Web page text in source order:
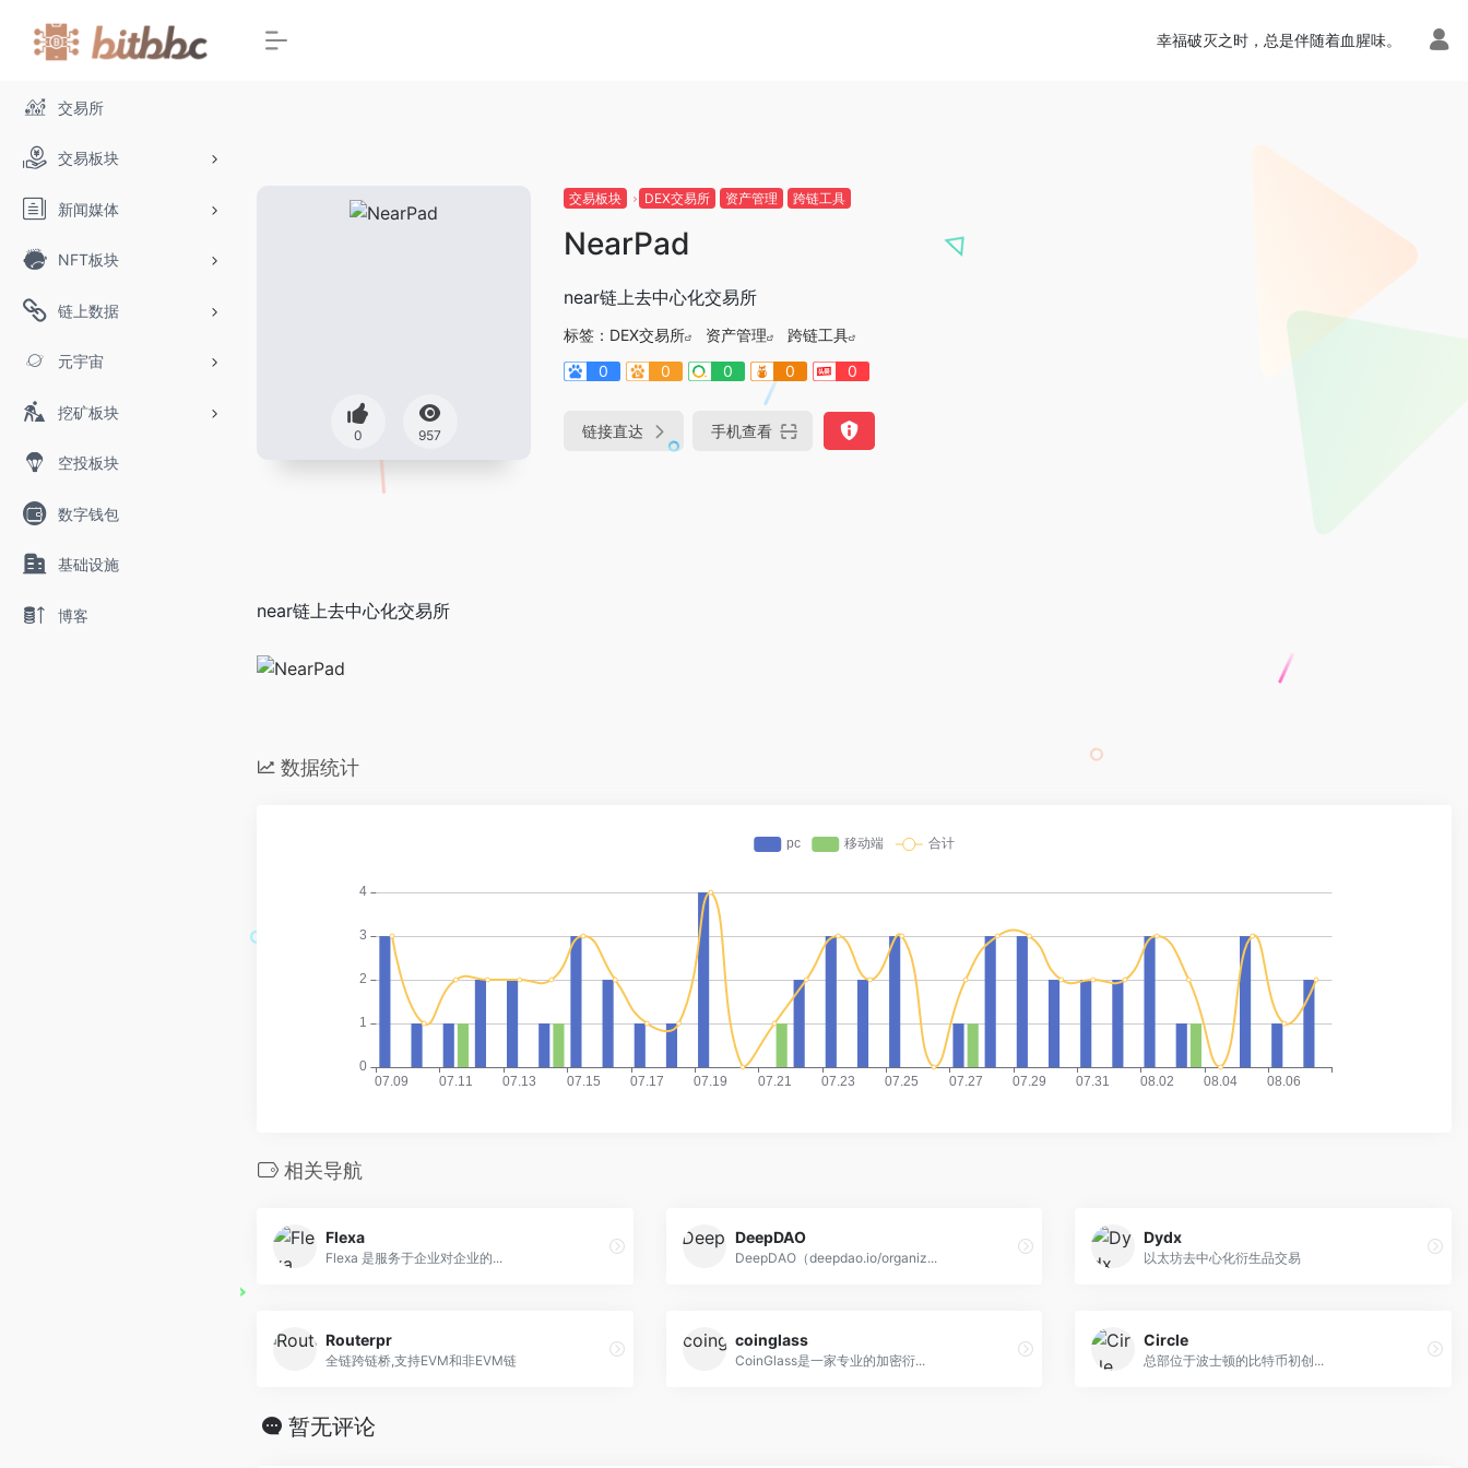
交易所
交易板块
新闻媒体
NFT板块
链上数据
元宇宙
挖矿板块
空投板块
数字钱包
基础设施
博客
幸福破灭之时，总是伴随着血腥味。
0 957
交易板块 DEX交易所 资产管理 跨链工具
NearPad
near链上去中心化交易所
标签： DEX交易所 资产管理
跨链工具
0
0 0 0 0
链接直达 手机查看
near链上去中心化交易所
数据统计
相关导航
Flexa
Flexa 是服务于企业对企业的...
DeepDAO
DeepDAO（deepdao.io/organiz...
Dydx
以太坊去中心化衍生品交易
Routerpr
全链跨链桥,支持EVM和非EVM链
coinglass
CoinGlass是一家专业的加密衍...
Circle
总部位于波士顿的比特币初创...
暂无评论